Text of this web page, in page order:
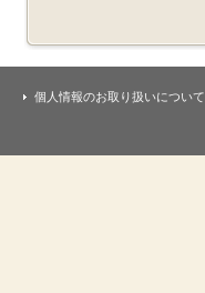
個人情報のお取り扱いについて